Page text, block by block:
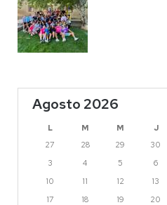
Agosto 2026
L M M J
27
28 29 30
3
4 5 6
10
11 12 13
17
18 19 20